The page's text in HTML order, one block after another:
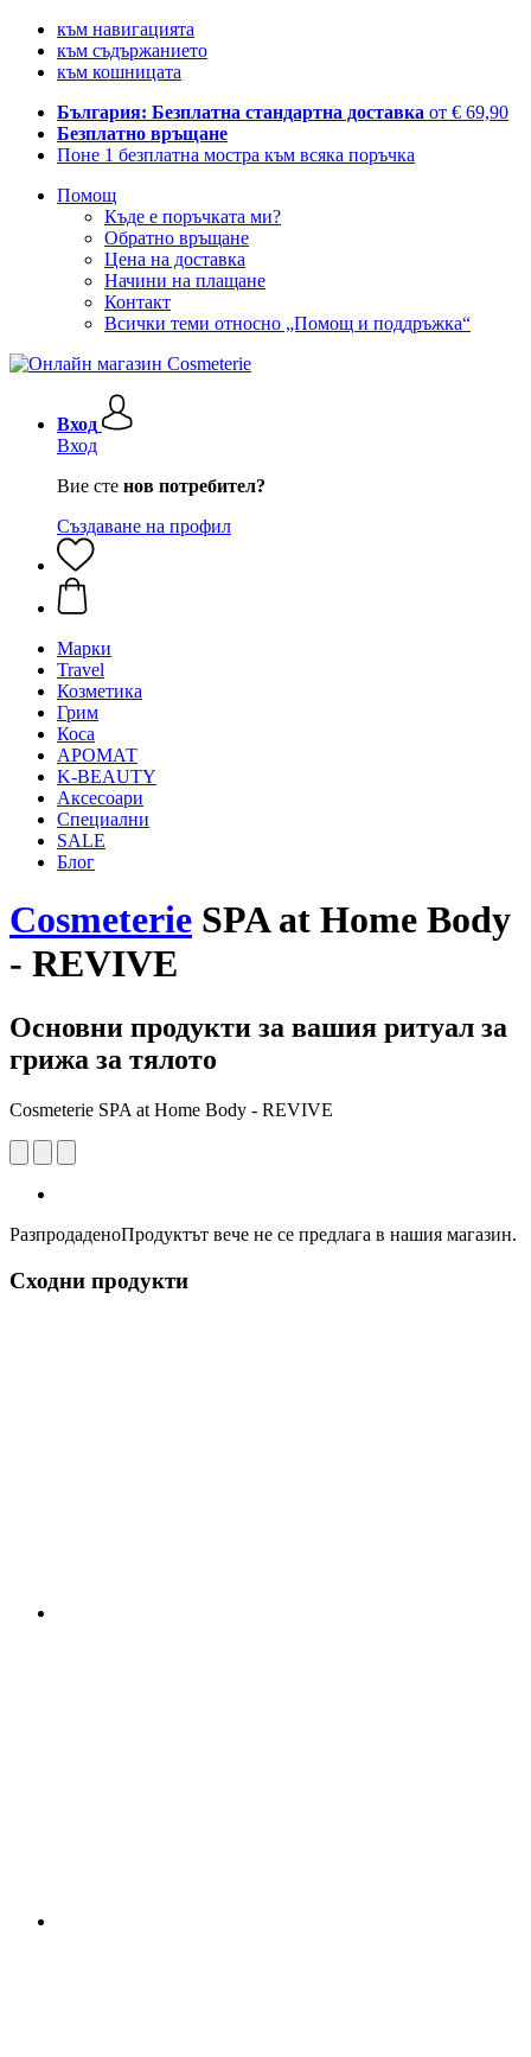
към навигацията
към съдържанието
към кошницата
България: Безплатна стандартна доставка от € 69,90
Безплатно връщане
Поне 1 безплатна мостра към всяка поръчка
Помощ
Къде е поръчката ми?
Обратно връщане
Цена на доставка
Начини на плащане
Контакт
Всички теми относно „Помощ и поддръжка“
Вход
Вход
Вие сте нов потребител?
Създаване на профил
Mарки
Travel
Козметика
Грим
Коса
АРОМАТ
K-BEAUTY
Аксесоари
Специални
SALE
Блог
Cosmeterie SPA at Home Body
- REVIVE
Основни продукти за вашия ритуал за
грижа за тялото
Cosmeterie SPA at Home Body - REVIVE
РазпродаденоПродуктът вече не се предлага в нашия магазин.
Сходни продукти